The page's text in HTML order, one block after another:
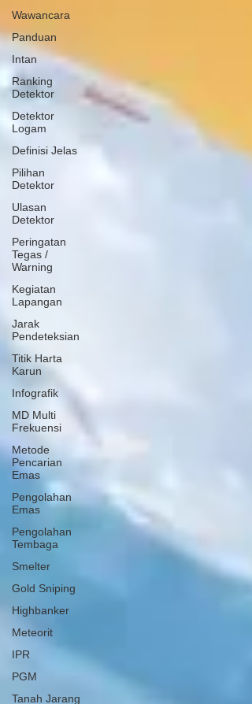
Wawancara
Panduan
Intan
Ranking
Detektor
Detektor
Logam
Definisi Jelas
Pilihan
Detektor
Ulasan
Detektor
Peringatan
Tegas /
Warning
Kegiatan
Lapangan
Jarak
Pendeteksian
Titik Harta
Karun
Infografik
MD Multi
Frekuensi
Metode
Pencarian
Emas
Pengolahan
Emas
Pengolahan
Tembaga
Smelter
Gold Sniping
Highbanker
Meteorit
IPR
PGM
Tanah Jarang